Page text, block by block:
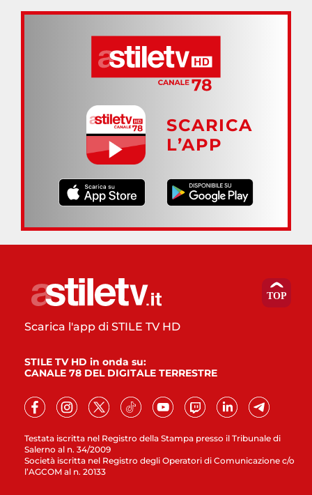
SCARICA
L’APP
Testata iscritta nel Registro della Stampa presso il Tribunale di
Salerno al n. 34/2009
Società iscritta nel Registro degli Operatori di Comunicazione c/o
l’AGCOM al n. 20133
Scarica l'app di STILE TV HD
STILE TV HD in onda su:
CANALE 78 DEL DIGITALE TERRESTRE